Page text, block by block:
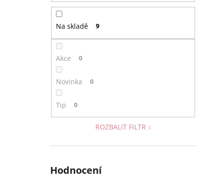
Na skladě 9
Akce 0
Novinka 0
Tip 0
ROZBALIT FILTR
Hodnocení